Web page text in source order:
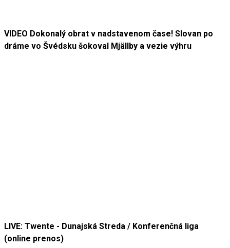
VIDEO Dokonalý obrat v nadstavenom čase! Slovan po
dráme vo Švédsku šokoval Mjällby a vezie výhru
LIVE: Twente - Dunajská Streda / Konferenčná liga
(online prenos)